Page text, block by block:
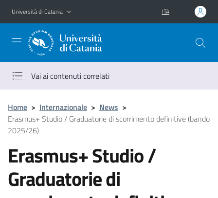
Vai al contenuto principale
Vai al menu di navigazione
Università di Catania ITA
Vai ai contenuti correlati
Home > Internazionale > News >
Erasmus+ Studio / Graduatorie di scorrimento definitive (bando
2025/26)
Erasmus+ Studio /
Graduatorie di